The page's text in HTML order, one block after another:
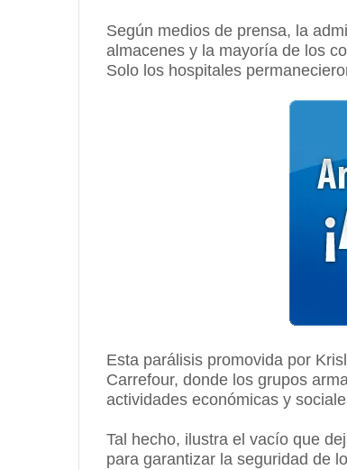
Según medios de prensa, la
almacenes y la mayoría de los
Solo los hospitales
Esta parálisis promovida por
Carrefour, donde los grupos
actividades económicas y
Tal hecho, ilustra el vacío que
para garantizar la seguridad de